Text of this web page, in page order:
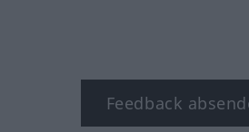
Feedback